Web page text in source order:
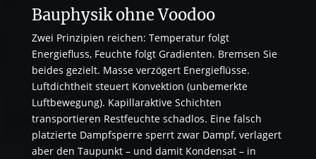
Bauphysik ohne Voodoo
Zwei Prinzipien reichen: Temperatur folgt
Energiefluss, Feuchte folgt Gradienten. Bremsen Sie
beides gezielt. Masse verzögert Energieflüsse.
Luftdichtheit steuert Konvektion (unbemerkte
Luftbewegung). Kapillaraktive Schichten
transportieren Restfeuchte schadlos. Eine falsch
platzierte Dampfsperre sperrt zwar Dampf, verlagert
aber den Taupunkt – und damit Kondensat – in